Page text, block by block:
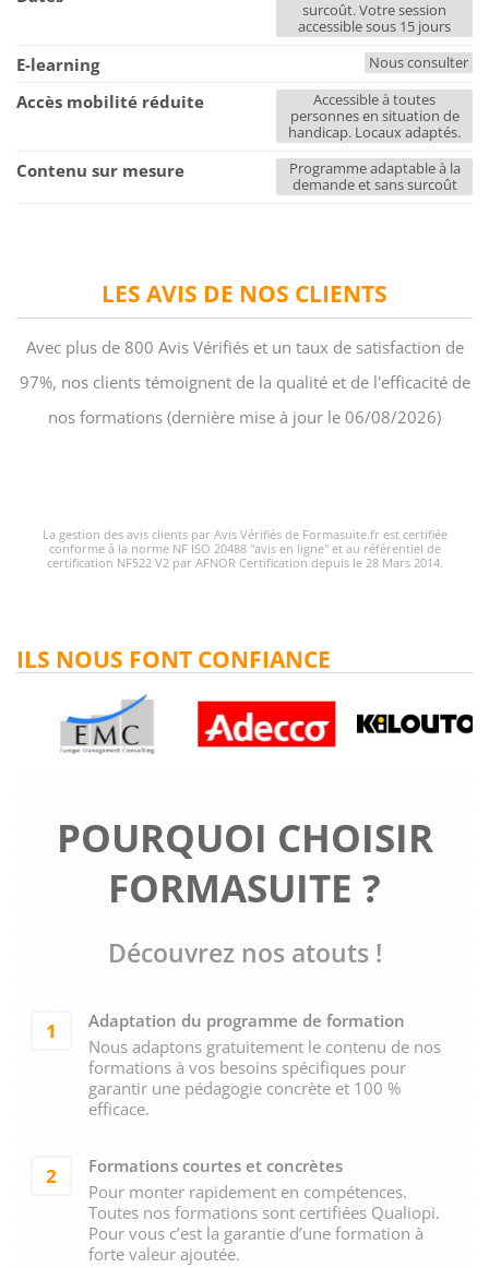
LES AVIS DE NOS CLIENTS
Avec plus de 800 Avis Vérifiés et un taux de satisfaction de
97%, nos clients témoignent de la qualité et de l'efficacité de
nos formations (dernière mise à jour le 06/08/2026)
La gestion des avis clients par Avis Vérifiés de Formasuite.fr est certifiée
conforme à la norme NF ISO 20488 "avis en ligne" et au référentiel de
certification NF522 V2 par AFNOR Certification depuis le 28 Mars 2014.
POURQUOI CHOISIR
FORMASUITE ?
Découvrez nos atouts !
1
Adaptation du programme de formation
Nous adaptons gratuitement le contenu de nos
formations à vos besoins spécifiques pour
garantir une pédagogie concrète et 100 %
efficace.
2
Formations courtes et concrètes
Pour monter rapidement en compétences.
Toutes nos formations sont certifiées Qualiopi.
Pour vous c’est la garantie d’une formation à
forte valeur ajoutée.
ILS NOUS FONT CONFIANCE
surcoût. Votre session
accessible sous 15 jours
E-learning Nous consulter
Accès mobilité réduite
Accessible à toutes
personnes en situation de
handicap. Locaux adaptés.
Contenu sur mesure
Programme adaptable à la
demande et sans surcoût